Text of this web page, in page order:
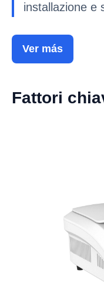
installazione e
Ver más
Fattori